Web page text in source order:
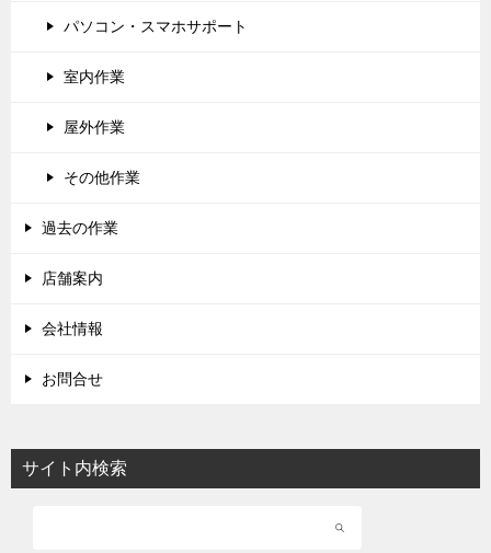
パソコン・スマホサポート
室内作業
屋外作業
その他作業
過去の作業
店舗案内
会社情報
お問合せ
サイト内検索